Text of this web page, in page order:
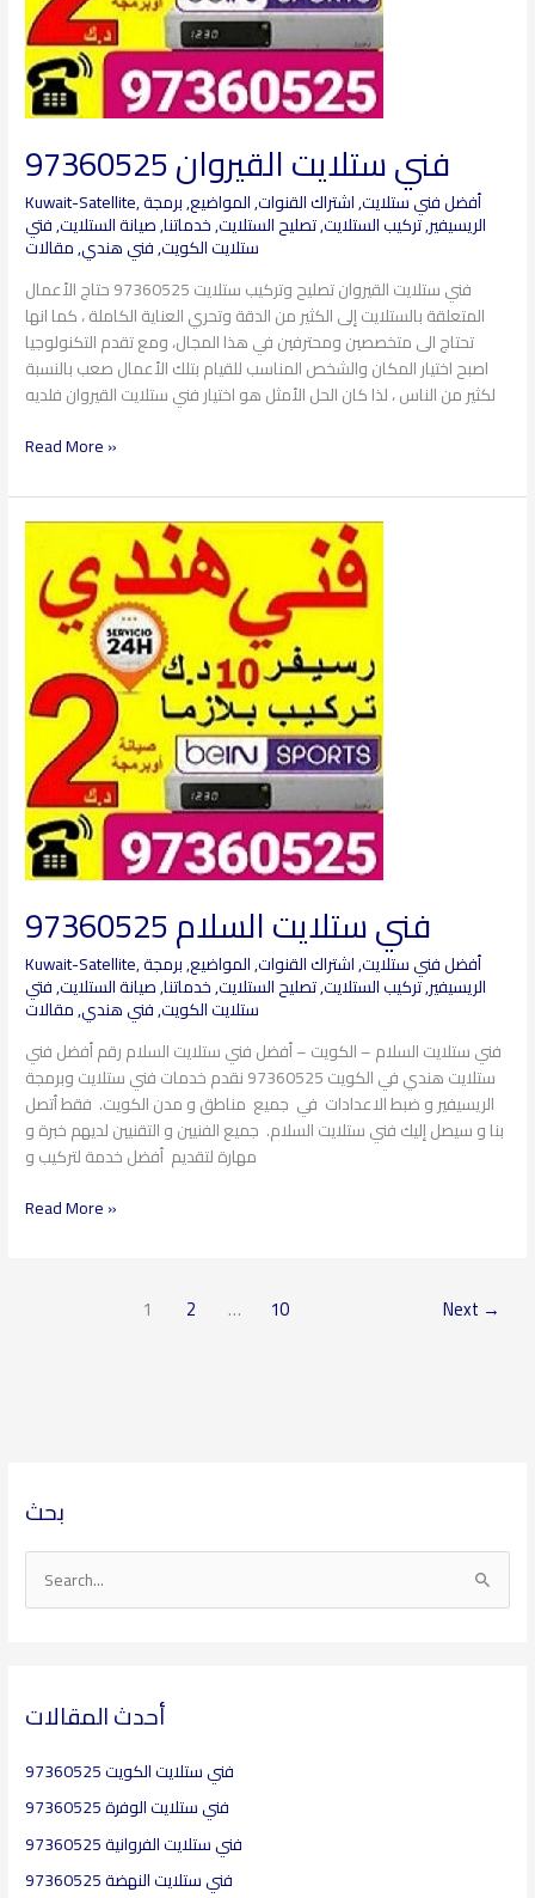
بحث
e
c
f
o
r
:
أحدث المقالات
فني ستلايت الكويت 97360525
فني ستلايت الوفرة 97360525
فني ستلايت الفروانية 97360525
فني ستلايت النهضة 97360525
ل
ش
ل
ا
فني ستلايت القيروان 97360525
Kuwait-Satellite, أفضل فني ستلايت,اشتراك القنوات,المواضيع,برمجة
الريسيفير,تركيب الستلايت,تصليح الستلايت,خدماتنا,صيانة الستلايت,فتي
ستلايت الكويت,فني هندي,مقالات
فني ستلايت القيروان تصليح وتركيب ستلايت 97360525 حتاج الأعمال
المتعلقة بالستلايت إلى الكثير من الدقة وتحري العناية الكاملة ، كما انها
تحتاج الى متخصصين ومحترفين في هذا المجال، ومع تقدم التكنولوجيا
اصبح اختيار المكان والشخص المناسب للقيام بتلك الأعمال صعب بالنسبة
لكثير من الناس ، لذا كان الحل الأمثل هو اختيار فني ستلايت القيروان فلديه
Read More »
فني ستلايت السلام 97360525
Kuwait-Satellite, أفضل فني ستلايت,اشتراك القنوات,المواضيع,برمجة
الريسيفير,تركيب الستلايت,تصليح الستلايت,خدماتنا,صيانة الستلايت,فتي
ستلايت الكويت,فني هندي,مقالات
فني ستلايت السلام – الكويت – أفضل فني ستلايت السلام رقم أفضل فني
ستلايت هندي في الكويت 97360525 نقدم خدمات فني ستلايت وبرمجة
الريسيفير و ضبط الاعدادات في جميع مناطق و مدن الكويت. فقط أتصل
بنا و سيصل إليك فني ستلايت السلام. جميع الفنيين و التقنيين لديهم خبرة و
فني
ستلايت
السلام
97360525
Read More »
1 2 … 10 Next →